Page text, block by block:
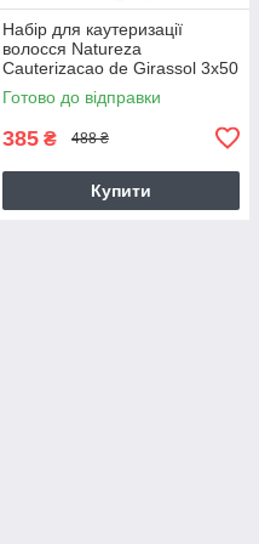
Набір для каутеризації
волосся Natureza
Cauterizacao de Girassol 3х50
г (розлив)
Готово до відправки
385 ₴ 488 ₴
Купити